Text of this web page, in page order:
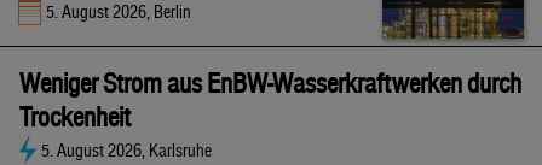
5. August 2026, Berlin
Weniger Strom aus EnBW-Wasserkraftwerken durch
Trockenheit
5. August 2026, Karlsruhe